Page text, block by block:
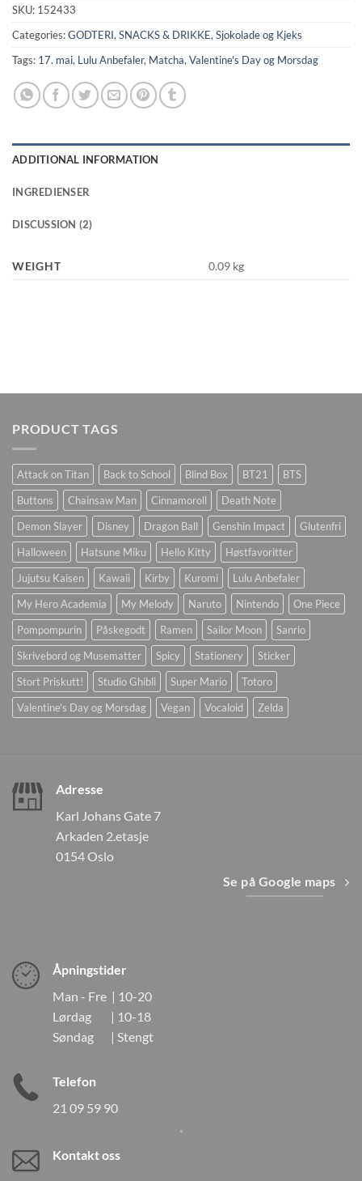
SKU: 152433
Categories:GODTERI, SNACKS & DRIKKE, Sjokolade og Kjeks
Tags: 17. mai, Lulu Anbefaler, Matcha, Valentine's Day og Morsdag
ADDITIONAL INFORMATION
INGREDIENSER
DISCUSSION (2)
WEIGHT 0.09 kg
PRODUCT TAGS
Attack on Titan Back to School Blind Box BT21
BTS
Buttons
Chainsaw Man Cinnamoroll
Death Note
Demon Slayer
Disney Dragon Ball Genshin Impact
Glutenfri
Halloween
Hatsune Miku Hello Kitty
Høstfavoritter
Jujutsu Kaisen
Kawaii Kirby Kuromi
Lulu Anbefaler
My Hero Academia
My Melody Naruto Nintendo
One Piece
Pompompurin
Påskegodt Ramen Sailor Moon
Sanrio
Skrivebord og Musematter
Spicy Stationery
Sticker
Stort Priskutt!
Studio Ghibli Super Mario
Totoro
Valentine's Day og Morsdag
Vegan Vocaloid Zelda
Adresse
Karl Johans Gate 7
Arkaden 2.etasje
0154 Oslo
Se på Google maps
Åpningstider
Man - Fre | 10-20
Lørdag | 10-18
Søndag | Stengt
Telefon
21 09 59 90
Kontakt oss